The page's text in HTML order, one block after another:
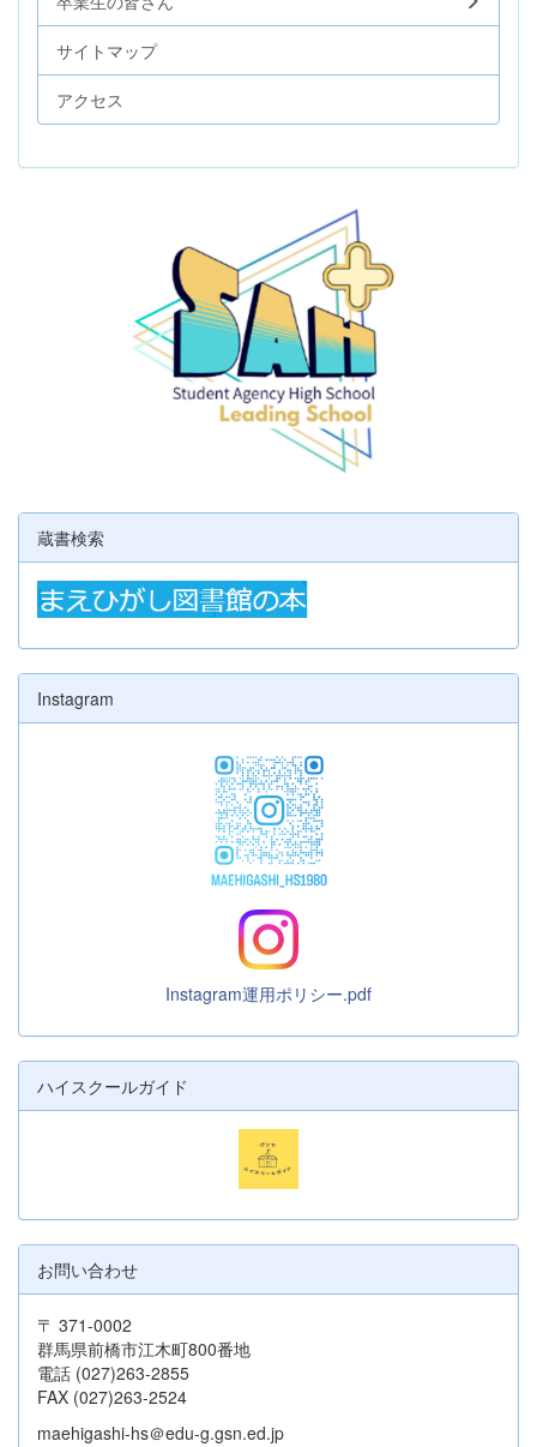
サイトマップ
アクセス
蔵書検索
Instagram
Instagram運用ポリシー.pdf
ハイスクールガイド
お問い合わせ
〒 371-0002
群馬県前橋市江木町800番地
電話 (027)263-2855
FAX (027)263-2524
maehigashi-hs＠edu-g.gsn.ed.jp